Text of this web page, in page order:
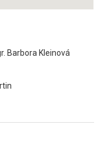
Barbora Kleinová